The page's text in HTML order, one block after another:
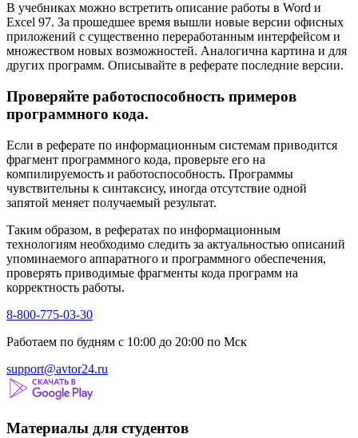
В учебниках можно встретить описание работы в Word и
Excel 97. За прошедшее время вышли новые версии офисных
приложений с существенно переработанным интерфейсом и
множеством новых возможностей. Аналогична картина и для
других программ. Описывайте в реферате последние версии.
Проверяйте работоспособность примеров
программного кода.
Если в реферате по информационным системам приводится
фрагмент программного кода, проверьте его на
компилируемость и работоспособность. Программы
чувствительны к синтаксису, иногда отсутствие одной
запятой меняет получаемый результат.
Таким образом, в рефератах по информационным
технологиям необходимо следить за актуальностью описаний
упоминаемого аппаратного и программного обеспечения,
проверять приводимые фрагменты кода программ на
корректность работы.
8-800-775-03-30
Работаем по будням с 10:00 до 20:00 по Мск
support@avtor24.ru
Материалы для студентов